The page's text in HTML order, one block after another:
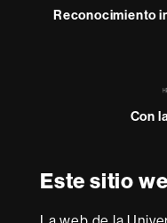
Este sitio
Reconocimiento
Con
Sobre